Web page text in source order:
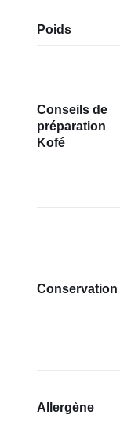
blanc
Poids
Conseils de
préparation
Kofé
Conservation
Allergène